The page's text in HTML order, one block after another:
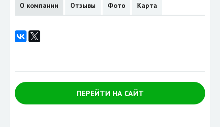
О компании Отзывы Фото Карта
ПЕРЕЙТИ НА САЙТ